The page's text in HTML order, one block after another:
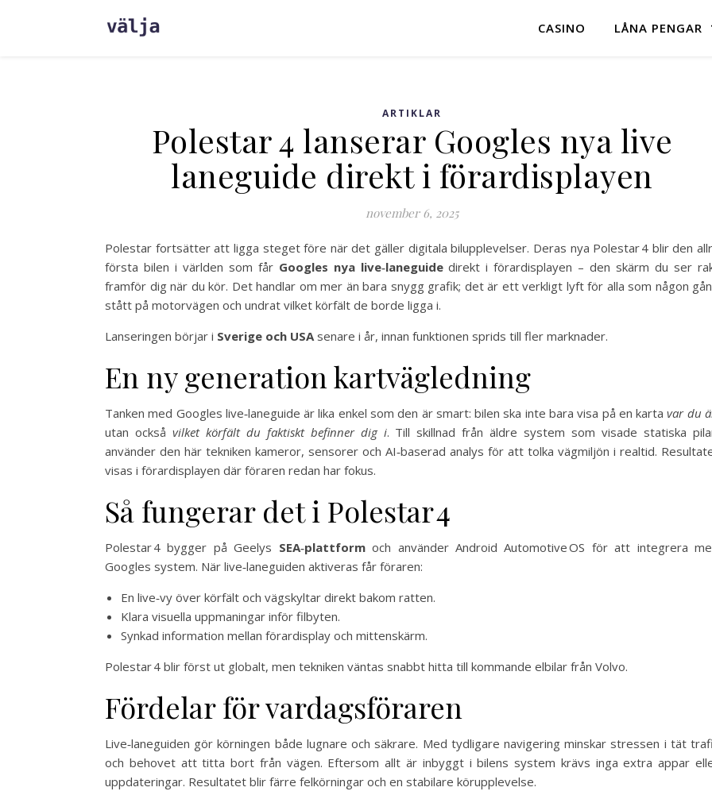
CASINO LÅNA PENGAR
ARTIKLAR
Polestar 4 lanserar Googles nya live
laneguide direkt i förardisplayen
november 6, 2025
Polestar fortsätter att ligga steget före när det gäller digitala bilupplevelser. Deras nya Polestar 4 blir den
första bilen i världen som får Googles nya live‑laneguidedirekt i förardisplayen – den skärm du ser
framför dig när du kör. Det handlar om mer än bara snygg grafik; det är ett verkligt lyft för alla som någon
stått på motorvägen och undrat vilket körfält de borde ligga i.
Lanseringen börjar i Sverige och USAsenare i år, innan funktionen sprids till fler marknader.
En ny generation kartvägledning
Tanken med Googles live‑laneguide är lika enkel som den är smart: bilen ska inte bara visa på en kartavar du
utan också vilket körfält du faktiskt befinner dig i. Till skillnad från äldre system som visade statiska
använder den här tekniken kameror, sensorer och AI‑baserad analys för att tolka vägmiljön i realtid.
visas i förardisplayen där föraren redan har fokus.
Så fungerar det i Polestar 4
Polestar 4 bygger på Geelys SEA‑plattformoch använder Android Automotive OS för att integrera
Googles system. När live‑laneguiden aktiveras får föraren:
En live‑vy över körfält och vägskyltar direkt bakom ratten.
Klara visuella uppmaningar inför filbyten.
Synkad information mellan förardisplay och mittenskärm.
Polestar 4 blir först ut globalt, men tekniken väntas snabbt hitta till kommande elbilar från Volvo.
Fördelar för vardagsföraren
Live‑laneguiden gör körningen både lugnare och säkrare. Med tydligare navigering minskar stressen i tät
och behovet att titta bort från vägen. Eftersom allt är inbyggt i bilens system krävs inga extra appar
uppdateringar. Resultatet blir färre felkörningar och en stabilare körupplevelse.